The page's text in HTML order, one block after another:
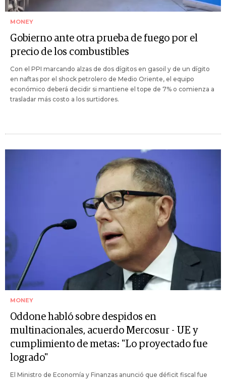
MONEY
Gobierno ante otra prueba de fuego por el
precio de los combustibles
Con el PPI marcando alzas de dos dígitos en gasoil y de un dígito
en naftas por el shock petrolero de Medio Oriente, el equipo
económico deberá decidir si mantiene el tope de 7% o comienza a
trasladar más costo a los surtidores.
MONEY
Oddone habló sobre despidos en
multinacionales, acuerdo Mercosur - UE y
cumplimiento de metas: "Lo proyectado fue
logrado"
El Ministro de Economía y Finanzas anunció que déficit fiscal fue